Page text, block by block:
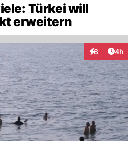
Türkei will
erweitern
8 4h